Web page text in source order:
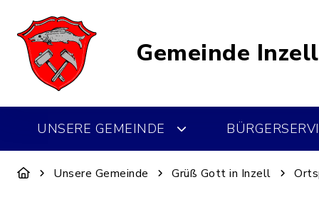
Gemeinde Inzell
UNSERE GEMEINDE
Unsere Gemeinde Grüß Gott in Inzell